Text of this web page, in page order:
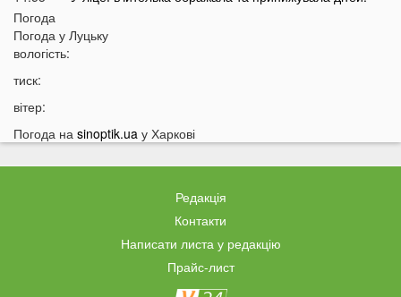
14:26
У Польщі підлітки розпилили пекучу речовину на 14-
14:10
13:38
Жителів українських міст закликають не виходити
сьогодні на вулицю: що сталося
Лучани масово їздять на червоне світло навіть
після смертельної аварії на Соборності: шокуючі
Погода
Погода у Луцьку
вологість:
тиск:
вітер:
Погода на sinoptik.ua у Харкові
Редакція
Контакти
Написати листа у редакцію
Прайс-лист